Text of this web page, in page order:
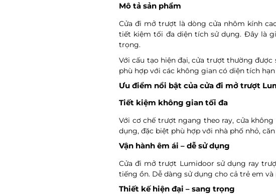
Mô tả sản phẩm
Cửa đi mở trượt là dòng cửa nhôm kính
tiết kiệm tối đa diện tích sử dụng. Đây là
trọng.
Với cấu tạo hiện đại, cửa trượt thường
phù hợp với các không gian có diện tích
Ưu điểm nổi bật của cửa đi mở trượt
Tiết kiệm không gian tối đa
Với cơ chế trượt ngang theo ray, cửa
dụng, đặc biệt phù hợp với nhà phố nhỏ,
Vận hành êm ái – dễ sử dụng
Cửa đi mở trượt Lumidoor sử dụng ray
tiếng ồn. Dễ dàng sử dụng cho cả trẻ em
Thiết kế hiện đại – sang trọng